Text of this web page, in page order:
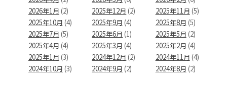
2026年1月 (2) 2025年12月 (2) 2025年11月 (5)
2025年10月 (4) 2025年9月 (4) 2025年8月 (5)
2025年7月 (5) 2025年6月 (1) 2025年5月 (2)
2025年4月 (4) 2025年3月 (4) 2025年2月 (4)
2025年1月 (3) 2024年12月 (2) 2024年11月 (4)
2024年10月 (3) 2024年9月 (2) 2024年8月 (2)